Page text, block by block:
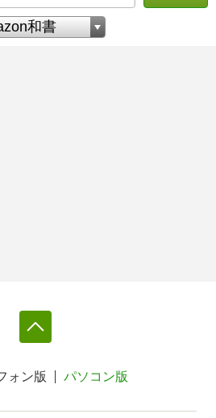
ォン版 パソコン版